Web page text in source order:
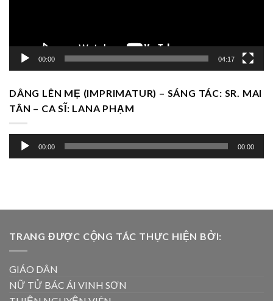
00:00 04:17
DÂNG LÊN MẸ (IMPRIMATUR) – SÁNG TÁC: SR. MAI
TÂN – CA SĨ: LANA PHẠM
Trình
chơi
00:00 00:00
TRANG ĐƯỢC CỘNG TÁC THỰC HIỆN BỞI:
GIÁO DÂN
NỮ TỬ BÁC ÁI VINH SƠN